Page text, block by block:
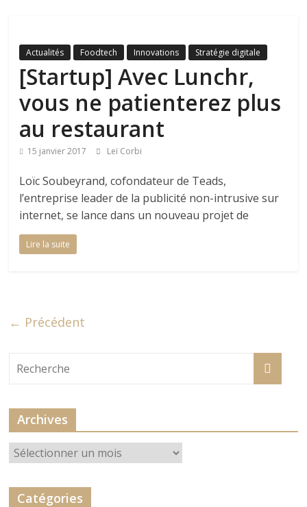
Actualités Foodtech Innovations Stratégie digitale
[Startup] Avec Lunchr,
vous ne patienterez plus
au restaurant
15 janvier 2017 Leï Corbi
Loïc Soubeyrand, cofondateur de Teads,
l’entreprise leader de la publicité non-intrusive sur
internet, se lance dans un nouveau projet de
Lire la suite
← Précédent
Archives
Archives
Catégories